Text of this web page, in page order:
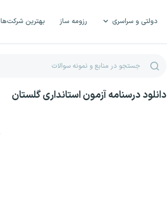
دولتی و سراسری رزومه ساز بهترین شرکت‌ها
دانلود درسنامه آزمون استانداری گلستان